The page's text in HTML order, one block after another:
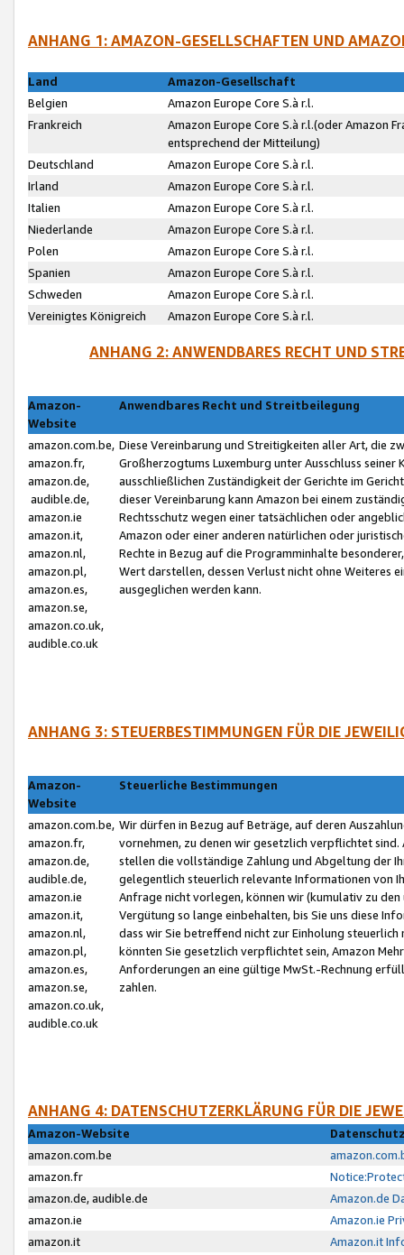
ANHANG 1: AMAZON-GESELLSCHAFTEN UND
Land
Amazon-Gesellschaft
Belgien
Amazon Europe Core S.à r.l.
Frankreich
Amazon Europe Core S.à r.l.(oder Amazon
entsprechend der Mitteilung)
Deutschland
Amazon Europe Core S.à r.l.
Irland
Amazon Europe Core S.à r.l.
Italien
Amazon Europe Core S.à r.l.
Niederlande
Amazon Europe Core S.à r.l.
Polen
Amazon Europe Core S.à r.l.
Spanien
Amazon Europe Core S.à r.l.
Schweden
Amazon Europe Core S.à r.l.
Vereinigtes Königreich
Amazon Europe Core S.à r.l.
ANHANG 2: ANWENDBARES RECHT UND
Amazon-
Website
Anwendbares Recht und Streitbeilegung
amazon.com.be,
amazon.fr,
amazon.de,
audible.de,
amazon.ie
amazon.it,
amazon.nl,
amazon.pl,
amazon.es,
amazon.se,
amazon.co.uk,
audible.co.uk
Diese Vereinbarung und Streitigkeiten aller Art, die
Großherzogtums Luxemburg unter Ausschluss
ausschließlichen Zuständigkeit der Gerichte im
dieser Vereinbarung kann Amazon bei einem
Rechtsschutz wegen einer tatsächlichen oder
Amazon oder einer anderen natürlichen oder
Rechte in Bezug auf die Programminhalte
Wert darstellen, dessen Verlust nicht ohne Weiteres
ausgeglichen werden kann.
ANHANG 3: STEUERBESTIMMUNGEN FÜR DIE
Amazon-
Website
Steuerliche Bestimmungen
amazon.com.be,
amazon.fr,
amazon.de,
audible.de,
amazon.ie
amazon.it,
amazon.nl,
amazon.pl,
amazon.es,
amazon.se,
amazon.co.uk,
audible.co.uk
Wir dürfen in Bezug auf Beträge, auf deren
vornehmen, zu denen wir gesetzlich verpflichtet
stellen die vollständige Zahlung und Abgeltung der
gelegentlich steuerlich relevante Informationen von
Anfrage nicht vorlegen, können wir (kumulativ zu
Vergütung so lange einbehalten, bis Sie uns diese
dass wir Sie betreffend nicht zur Einholung
könnten Sie gesetzlich verpflichtet sein, Amazon
Anforderungen an eine gültige MwSt.-Rechnung
zahlen.
ANHANG 4: DATENSCHUTZERKLÄRUNG FÜR DIE
Amazon-Website
amazon.com.be
amazon.fr
amazon.de, audible.de
Amazon.de
amazon.ie
Amazon.ie
amazon.it
Amazon.it